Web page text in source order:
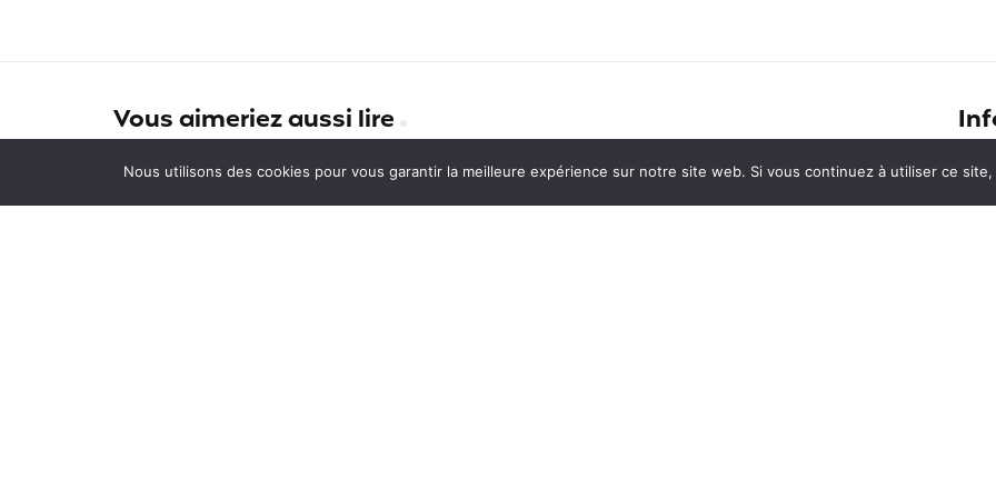
Vous aimeriez aussi lire
Ces villes des Etats-Unis Les 15 capitales européennes où la
Nous utilisons des cookies pour vous garantir la meilleure expérience sur notre site web. Si vous continuez à utiliser ce